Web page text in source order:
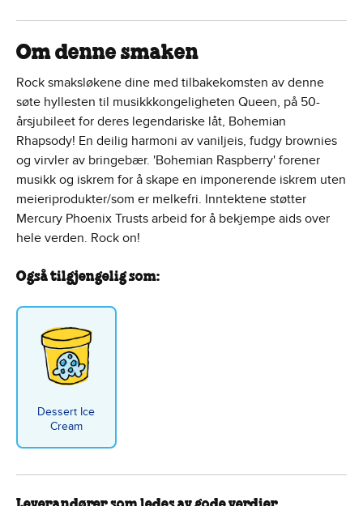
Om denne smaken
Rock smaksløkene dine med tilbakekomsten av denne
søte hyllesten til musikkkongeligheten Queen, på 50-
årsjubileet for deres legendariske låt, Bohemian
Rhapsody! En deilig harmoni av vaniljeis, fudgy brownies
og virvler av bringebær. 'Bohemian Raspberry' forener
musikk og iskrem for å skape en imponerende iskrem uten
meieriprodukter/som er melkefri. Inntektene støtter
Mercury Phoenix Trusts arbeid for å bekjempe aids over
hele verden. Rock on!
Også tilgjengelig som:
Dessert Ice
Cream